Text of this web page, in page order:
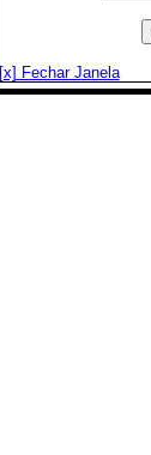
[x] Fechar Janela